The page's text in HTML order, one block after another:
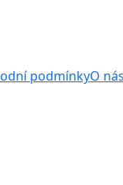
podmínkyO nás